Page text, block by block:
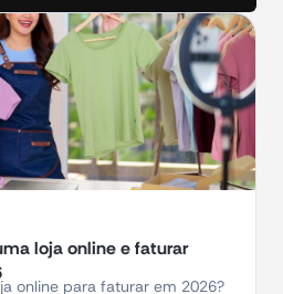
loja online e faturar
online para faturar em 2026?